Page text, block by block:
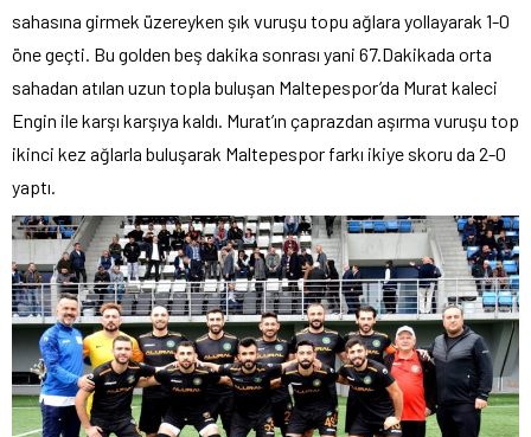
sahasına girmek üzereyken şık vuruşu topu ağlara yollayarak 1-0
öne geçti. Bu golden beş dakika sonrası yani 67.Dakikada orta
sahadan atılan uzun topla buluşan Maltepespor’da Murat kaleci
Engin ile karşı karşıya kaldı. Murat’ın çaprazdan aşırma vuruşu top
ikinci kez ağlarla buluşarak Maltepespor farkı ikiye skoru da 2-0
yaptı.